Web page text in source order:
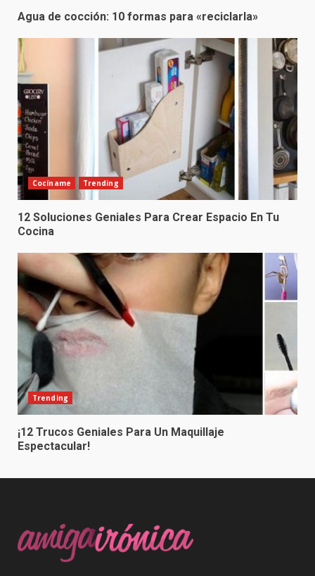
Agua de cocción: 10 formas para «reciclarla»
Cocíname Trending
12 Soluciones Geniales Para Crear Espacio En Tu
Cocina
Trending
¡12 Trucos Geniales Para Un Maquillaje
Espectacular!